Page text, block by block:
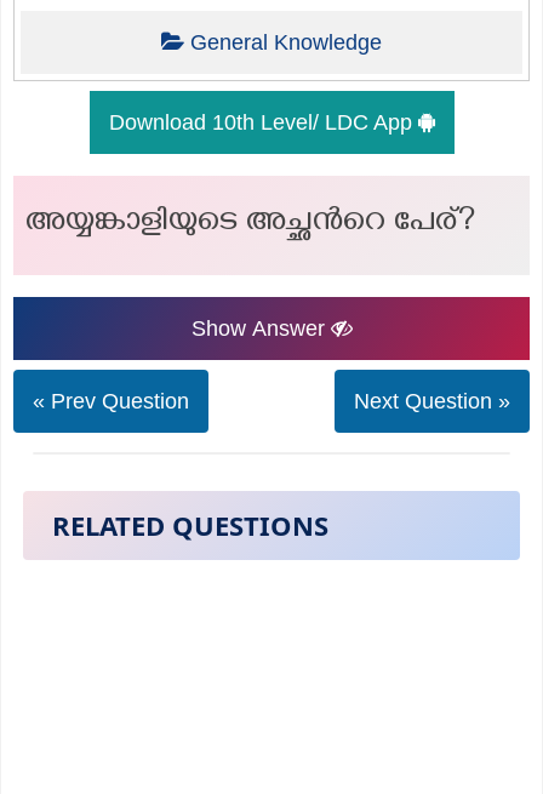
General Knowledge
Download 10th Level/ LDC App
അയ്യങ്കാളിയുടെ അച്ഛന്‍റെ പേര്?
Show Answer
« Prev Question Next Question »
RELATED QUESTIONS